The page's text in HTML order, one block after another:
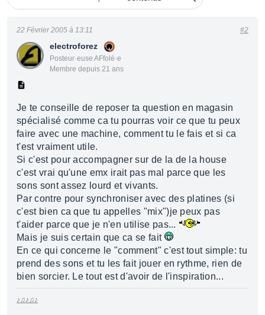
electroforez
Posteur·euse AFfolé·e
Membre depuis 21 ans
22 Février 2005 à 13:11 #2
Je te conseille de reposer ta question en magasin
spécialisé comme ca tu pourras voir ce que tu peux
faire avec une machine, comment tu le fais et si ca
t'est vraiment utile.
Si c'est pour accompagner sur de la de la house
c'est vrai qu'une emx irait pas mal parce que les
sons sont assez lourd et vivants.
Par contre pour synchroniser avec des platines (si
c'est bien ca que tu appelles "mix")je peux pas
t'aider parce que je n'en utilise pas...
Mais je suis certain que ca se fait
En ce qui concerne le "comment" c'est tout simple: tu
prend des sons et tu les fait jouer en rythme, rien de
bien sorcier. Le tout est d'avoir de l'inspiration...
♪♫♪♫♪